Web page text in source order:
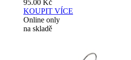
95.00 Kč
KOUPIT VÍCE
Online only
na skladě